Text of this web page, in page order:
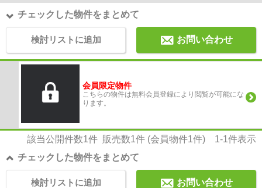
チェックした物件をまとめて
検討リストに追加 お問い合わせ
会員限定物件
こちらの物件は無料会員登録により閲覧が可能にな
ります。
該当公開件数1件 販売数1件 (会員物件1件) 1-1件表示
チェックした物件をまとめて
お問い合わせ
検討リストに追加